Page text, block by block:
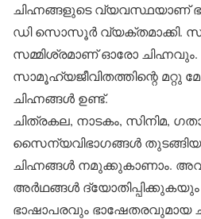
ചിഹ്നങ്ങളുടെ വ്യവസ്ഥയാണ്
ഡി സൊസൂര്‍ വ്യക്തമാക്കി.
സമ്മിശ്രമാണ് ഓരോ ചിഹ്നവും.
സാമൂഹ്യജീവിതത്തിന്റെ മറ്റു
ചിഹ്നങ്ങള്‍ ഉണ്ട്.
ചിത്രകല, നാടകം, സിനിമ,
സൈന്യവിഭാഗങ്ങള്‍ തുടങ്ങിയ
ചിഹ്നങ്ങള്‍ നമുക്കുകാണാം.
അര്‍ഥങ്ങള്‍
ഭാഷാപരവും ഭാഷേതരവുമായ